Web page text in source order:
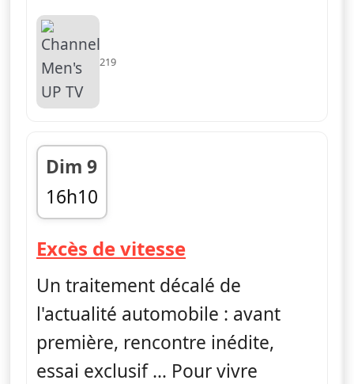
219
Dim 9
16h10
fin 16h30
Excès de vitesse— Excès de
Un traitement décalé de
l'actualité automobile : avant
première, rencontre inédite,
essai exclusif … Pour vivre